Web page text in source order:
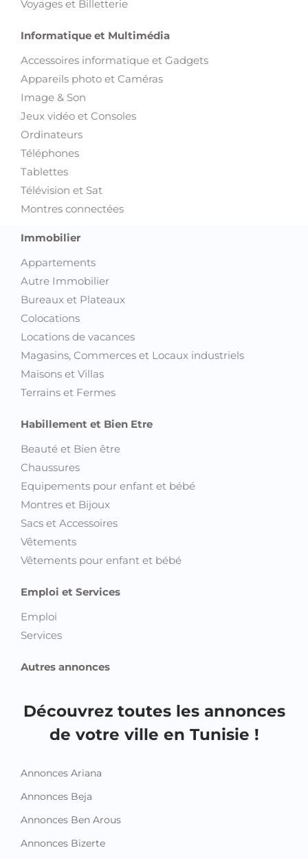
Voyages et Billetterie
Informatique et Multimédia
Accessoires informatique et Gadgets
Appareils photo et Caméras
Image & Son
Jeux vidéo et Consoles
Ordinateurs
Téléphones
Tablettes
Télévision et Sat
Montres connectées
Immobilier
Appartements
Autre Immobilier
Bureaux et Plateaux
Colocations
Locations de vacances
Magasins, Commerces et Locaux industriels
Maisons et Villas
Terrains et Fermes
Habillement et Bien Etre
Beauté et Bien être
Chaussures
Equipements pour enfant et bébé
Montres et Bijoux
Sacs et Accessoires
Vêtements
Vêtements pour enfant et bébé
Emploi et Services
Emploi
Services
Autres annonces
Découvrez toutes les annonces
de votre ville en Tunisie !
Annonces Ariana
Annonces Beja
Annonces Ben Arous
Annonces Bizerte